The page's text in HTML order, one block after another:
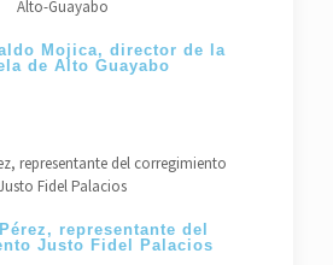
Mojica, director de la
de Alto Guayabo
representante del
Justo Fidel Palacios